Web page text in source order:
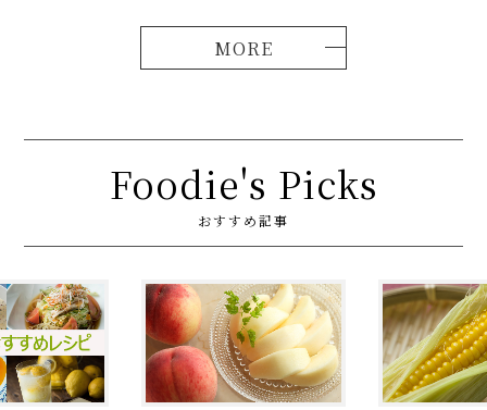
Foodie's Picks
おすすめ記事